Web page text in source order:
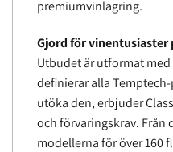
premiumvinlagring.
Gjord för vinentusiaster
Utbudet är utformat
definierar alla
utöka den, erbjuder
och förvaringskrav. Från
modellerna för över 160